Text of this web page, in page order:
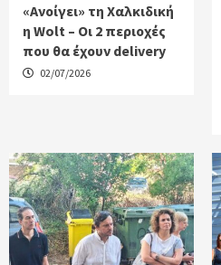
«Ανοίγει» τη Χαλκιδική
η Wolt – Οι 2 περιοχές
που θα έχουν delivery
02/07/2026